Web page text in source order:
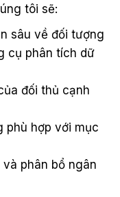
tôi sẽ:
sâu về đối tượng
cụ phân tích dữ
đối thủ cạnh
phù hợp với mục
phân bổ ngân